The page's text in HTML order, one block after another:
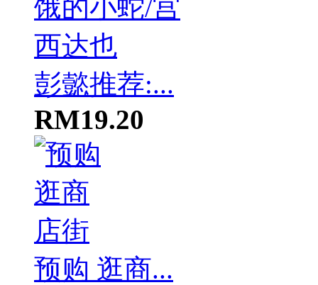
彭懿推荐:...
RM19.20
预购 逛商...